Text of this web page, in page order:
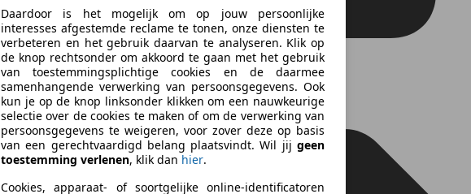
Daardoor is het mogelijk om op jouw persoonlijke
interesses afgestemde reclame te tonen, onze diensten te
verbeteren en het gebruik daarvan te analyseren. Klik op
de knop rechtsonder om akkoord te gaan met het gebruik
van toestemmingsplichtige cookies en de daarmee
samenhangende verwerking van persoonsgegevens. Ook
kun je op de knop linksonder klikken om een nauwkeurige
selectie over de cookies te maken of om de verwerking van
persoonsgegevens te weigeren, voor zover deze op basis
van een gerechtvaardigd belang plaatsvindt. Wil jij geen
toestemming verlenen, klik dan hier.
Cookies, apparaat- of soortgelijke online-identificatoren